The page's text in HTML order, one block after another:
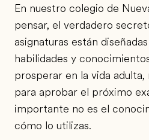
En nuestro colegio de
pensar, el verdadero
asignaturas están
habilidades y
prosperar en la vida
para aprobar el próximo
importante no es el
cómo lo utilizas.